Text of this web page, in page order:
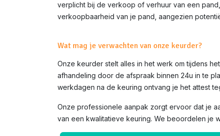
verplicht bij de verkoop of verhuur van een
verkoopbaarheid van je pand, aangezien
Wat mag je verwachten van onze keurder?
Onze keurder stelt alles in het werk om tijdens
afhandeling door de afspraak binnen 24u in te
werkdagen na de keuring ontvang je het attest
Onze professionele aanpak zorgt ervoor dat je
van een kwalitatieve keuring. We beoordelen je